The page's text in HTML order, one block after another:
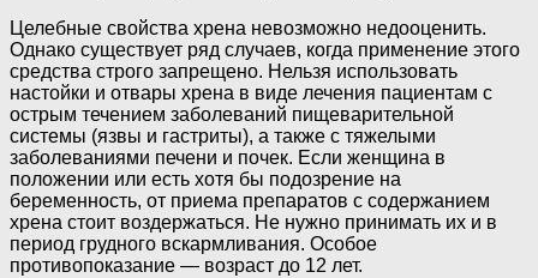
Целебные свойства хрена невозможно недооценить.
Однако существует ряд случаев, когда применение этого
средства строго запрещено. Нельзя использовать
настойки и отвары хрена в виде лечения пациентам с
острым течением заболеваний пищеварительной
системы (язвы и гастриты), а также с тяжелыми
заболеваниями печени и почек. Если женщина в
положении или есть хотя бы подозрение на
беременность, от приема препаратов с содержанием
хрена стоит воздержаться. Не нужно принимать их и в
период грудного вскармливания. Особое
противопоказание — возраст до 12 лет.